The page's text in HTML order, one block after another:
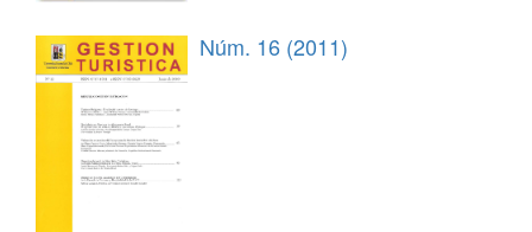
Núm. 16 (2011)